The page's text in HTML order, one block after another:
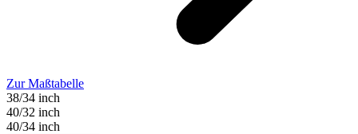
Zur Maßtabelle
38/34 inch
40/32 inch
40/34 inch